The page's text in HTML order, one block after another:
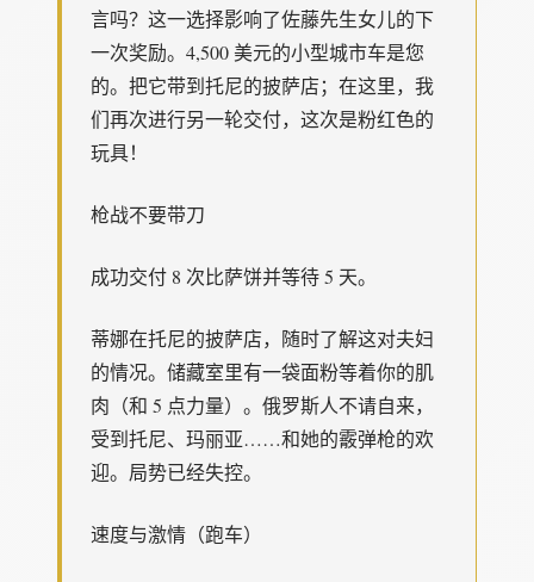
言吗？这一选择影响了佐藤先生女儿的下
一次奖励。4,500 美元的小型城市车是您
的。把它带到托尼的披萨店；在这里，我
们再次进行另一轮交付，这次是粉红色的
玩具！
枪战不要带刀
成功交付 8 次比萨饼并等待 5 天。
蒂娜在托尼的披萨店，随时了解这对夫妇
的情况。储藏室里有一袋面粉等着你的肌
肉（和 5 点力量）。俄罗斯人不请自来，
受到托尼、玛丽亚……和她的霰弹枪的欢
迎。局势已经失控。
速度与激情（跑车）